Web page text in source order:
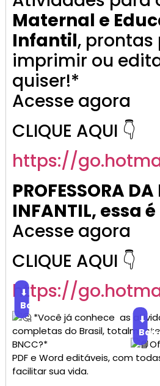
Maternal e
Infantil, prontas
imprimir ou
quiser!*
Acesse agora
CLIQUE AQUI 👇
https://go.
PROFESSORA
INFANTIL, essa
Acesse agora
CLIQUE AQUI 👇
https://go.
⬇
Baixar
*Você já conhece as
completas do Brasil,
BNCC?*
⬇
PDF e Word editáveis, com
facilitar sua vida.